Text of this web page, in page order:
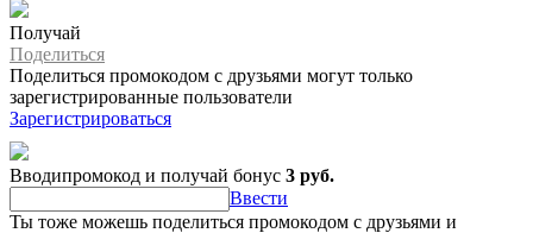
Получай
Поделиться
Поделиться промокодом с друзьями могут только
зарегистрированные пользователи
Зарегистрироваться
Вводипромокод и получай бонус 3 руб.
Ввести
Ты тоже можешь поделиться промокодом с друзьями и